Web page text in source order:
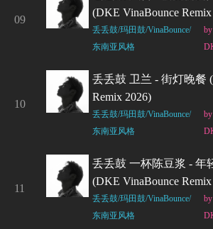
09
(DKE VinaBounce
丢丢鼓/玛田鼓/VinaBounce/
东南亚风格
by
10
丢丢鼓 卫兰 - 街灯晚餐
Remix 2026)
丢丢鼓/玛田鼓/VinaBounce/
东南亚风格
by
11
丢丢鼓 一杯陈豆浆 - 年
(DKE VinaBounce
丢丢鼓/玛田鼓/VinaBounce/
东南亚风格
by